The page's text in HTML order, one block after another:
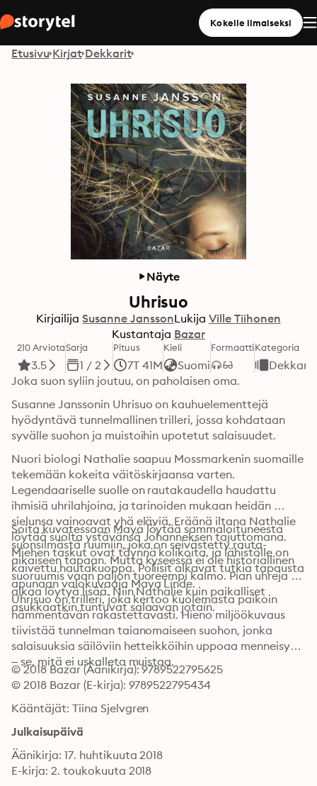
Kokeile ilmaiseksi
Etusivu Kirjat Dekkarit
Näyte
Uhrisuo
Kirjailija Susanne JanssonLukija Ville Tiihonen
Kustantaja Bazar
210 Arviota
3.5
Sarja
1 / 2
Pituus
7T 41M
Kieli
Suomi
FormaattiKategoria
Dekkarit
Joka suon syliin joutuu, on paholaisen oma.
Susanne Janssonin Uhrisuo on kauhuelementtejä
hyödyntävä tunnelmallinen trilleri, jossa kohdataan
syvälle suohon ja muistoihin upotetut salaisuudet.
Nuori biologi Nathalie saapuu Mossmarkenin suomaille
tekemään kokeita väitöskirjaansa varten.
Legendaariselle suolle on rautakaudella haudattu
ihmisiä uhrilahjoina, ja tarinoiden mukaan heidän
sielunsa vainoavat yhä eläviä. Eräänä iltana Nathalie
löytää suolta ystävänsä Johanneksen tajuttomana.
Miehen taskut ovat täynnä kolikoita, ja lähistölle on
kaivettu hautakuoppa. Poliisit alkavat tutkia tapausta
apunaan valokuvaaja Maya Linde.
Soita kuvatessaan Maya löytää sammaloituneesta
suonsilmästä ruumiin, joka on seivästetty rauta-
aikaiseen tapaan. Mutta kyseessä ei ole historiallinen
suoruumis vaan paljon tuoreempi kalmo. Pian uhreja
alkaa löytyä lisää. Niin Nathalie kuin paikalliset
asukkaatkin tuntuvat salaavan jotain.
Uhrisuo on trilleri, joka kertoo kuolemasta paikoin
hämmentävän rakastettavasti. Hieno miljöökuvaus
tiivistää tunnelman taianomaiseen suohon, jonka
salaisuuksia säilöviin hetteikköihin uppoaa menneisyys
– se, mitä ei uskalleta muistaa.
© 2018 Bazar (Äänikirja): 9789522795625
© 2018 Bazar (E-kirja): 9789522795434
Kääntäjät: Tiina Sjelvgren
Julkaisupäivä
Äänikirja: 17. huhtikuuta 2018
E-kirja: 2. toukokuuta 2018